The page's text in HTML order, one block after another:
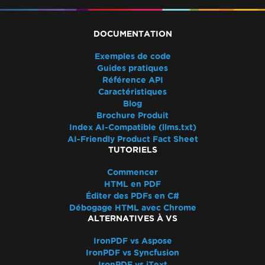
de Chrome
niveau de version
Redimensionner, étendre, transformer
Mélange des versions des produits Iron
WCAG et PDF/UA
Sauts de page CSS
Performances d'UpdatedChrome
MaxHeight dans les en-têtes et les pieds de
Surcharge du rendu HTML
Positionnement des rectangles
AWS Lambda sans Docker
Guides de dépannage
Appliquer une clé de licence dans IronPDF
DOCUMENTATION
Exemples de code
Guides pratiques
Référence API
Caractéristiques
Blog
Brochure Produit
Index AI-Compatible (llms.txt)
AI-Friendly Product Fact Sheet
TUTORIELS
Commencer
HTML en PDF
Éditer des PDFs en C#
Débogage HTML avec Chrome
ALTERNATIVES À VS
IronPDF vs Aspose
IronPDF vs Syncfusion